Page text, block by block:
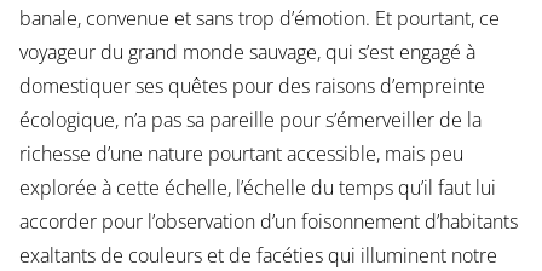
banale, convenue et sans trop d’émotion. Et pourtant, ce
voyageur du grand monde sauvage, qui s’est engagé à
domestiquer ses quêtes pour des raisons d’empreinte
écologique, n’a pas sa pareille pour s’émerveiller de la
richesse d’une nature pourtant accessible, mais peu
explorée à cette échelle, l’échelle du temps qu’il faut lui
accorder pour l’observation d’un foisonnement d’habitants
exaltants de couleurs et de facéties qui illuminent notre